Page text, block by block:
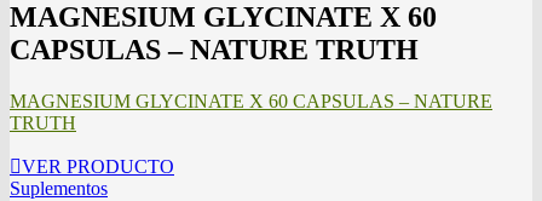
MAGNESIUM GLYCINATE X 60
CAPSULAS – NATURE TRUTH
MAGNESIUM GLYCINATE X 60 CAPSULAS – NATURE
TRUTH
VER PRODUCTO
Suplementos